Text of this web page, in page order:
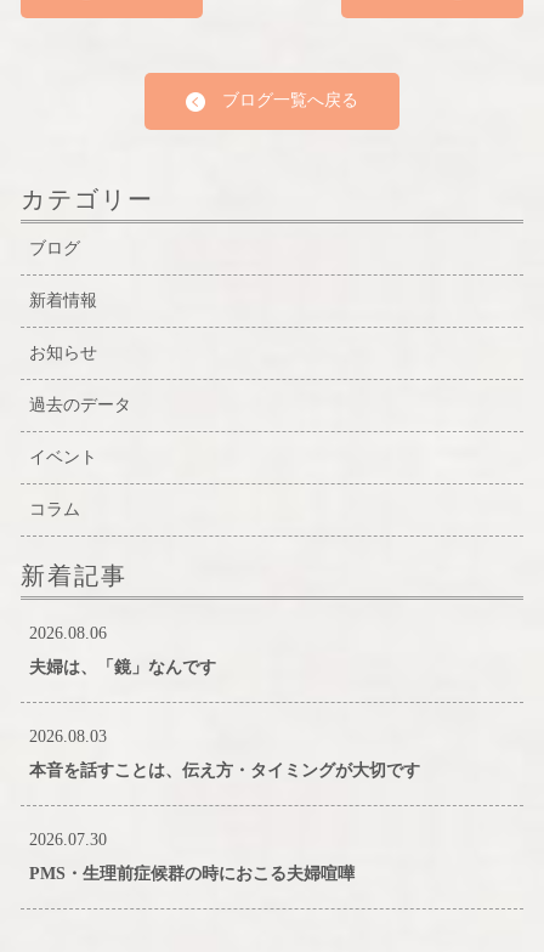
ブログ一覧へ戻る
カテゴリー
ブログ
新着情報
お知らせ
過去のデータ
イベント
コラム
新着記事
2026.08.06
夫婦は、「鏡」なんです
2026.08.03
本音を話すことは、伝え方・タイミングが大切です
2026.07.30
PMS・生理前症候群の時におこる夫婦喧嘩